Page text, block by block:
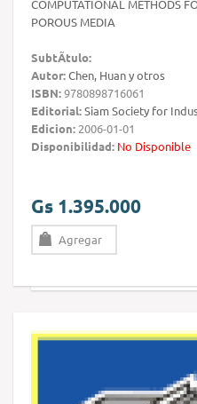
COMPUTATIONAL METHODS
POROUS MEDIA
SubtÃ­tulo:
Autor:Chen, Huan y otros
ISBN:9780898716061
Editorial:Siam Society for
Edicion: 2006-01-01
Disponibilidad: No Disponible
Gs 1.395.000
Agregar